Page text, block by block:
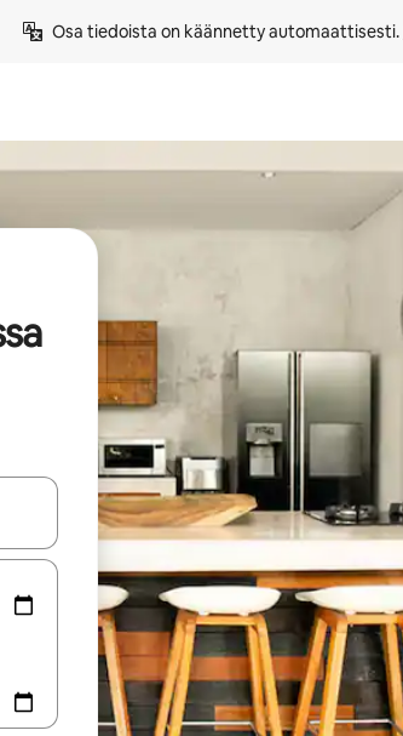
Osa tiedoista on käännetty automaattisesti.
nuolinäppäimillä tai tutustu koskettamalla tai